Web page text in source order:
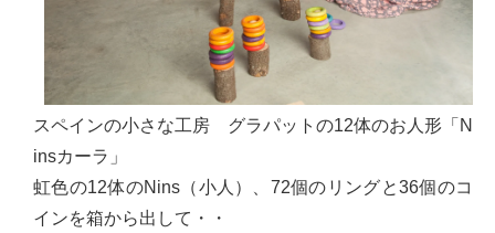
スペインの小さな工房 グラパットの12体のお人形「N
insカーラ」
虹色の12体のNins（小人）、72個のリングと36個のコ
インを箱から出して・・